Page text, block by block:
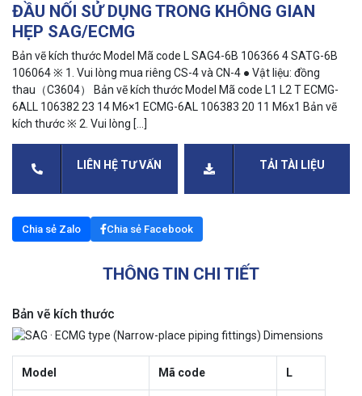
ĐẦU NỐI SỬ DỤNG TRONG KHÔNG GIAN
HẸP SAG/ECMG
Bản vẽ kích thước Model Mã code L SAG4-6B 106366 4 SATG-6B
106064 ※ 1. Vui lòng mua riêng CS-4 và CN-4 ● Vật liệu: đồng
thau（C3604） Bản vẽ kích thước Model Mã code L1 L2 T ECMG-
6ALL 106382 23 14 M6×1 ECMG-6AL 106383 20 11 M6x1 Bản vẽ
kích thước ※ 2. Vui lòng […]
LIÊN HỆ TƯ VẤN TẢI TÀI LIỆU
Chia sẻ Zalo Chia sẻ Facebook
THÔNG TIN CHI TIẾT
Bản vẽ kích thước
Model Mã code L